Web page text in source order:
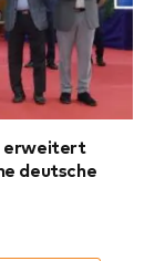
erweitert
deutsche